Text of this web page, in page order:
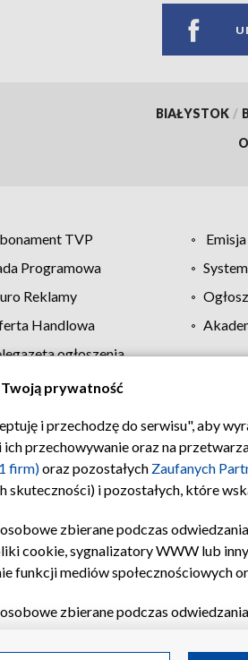
BIAŁYSTOK /
TVP
Programowa
Reklamy
Handlowa
ogłoszenia
Regulamin
prywatność
i przechodzę do serwisu", aby
przechowywanie oraz na
firm)oraz pozostałych Zaufanych
skuteczności) i pozostałych, które
zbierane podczas
cookie, sygnalizatory WWW lub
funkcji mediów społecznościowych
zbierane podczas
dla realizacji następujących celów i